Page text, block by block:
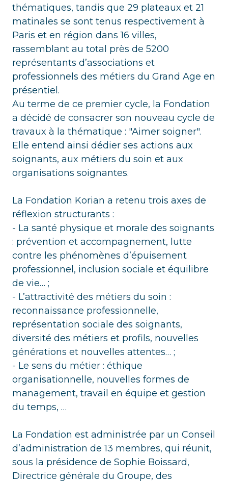
thématiques, tandis que 29 plateaux et 21
matinales se sont tenus respectivement à
Paris et en région dans 16 villes,
rassemblant au total près de 5200
représentants d’associations et
professionnels des métiers du Grand Age en
présentiel.
Au terme de ce premier cycle, la Fondation
a décidé de consacrer son nouveau cycle de
travaux à la thématique : "Aimer soigner".
Elle entend ainsi dédier ses actions aux
soignants, aux métiers du soin et aux
organisations soignantes.
La Fondation Korian a retenu trois axes de
réflexion structurants :
- La santé physique et morale des soignants
: prévention et accompagnement, lutte
contre les phénomènes d’épuisement
professionnel, inclusion sociale et équilibre
de vie… ;
- L’attractivité des métiers du soin :
reconnaissance professionnelle,
représentation sociale des soignants,
diversité des métiers et profils, nouvelles
générations et nouvelles attentes… ;
- Le sens du métier : éthique
organisationnelle, nouvelles formes de
management, travail en équipe et gestion
du temps, …
La Fondation est administrée par un Conseil
d’administration de 13 membres, qui réunit,
sous la présidence de Sophie Boissard,
Directrice générale du Groupe, des